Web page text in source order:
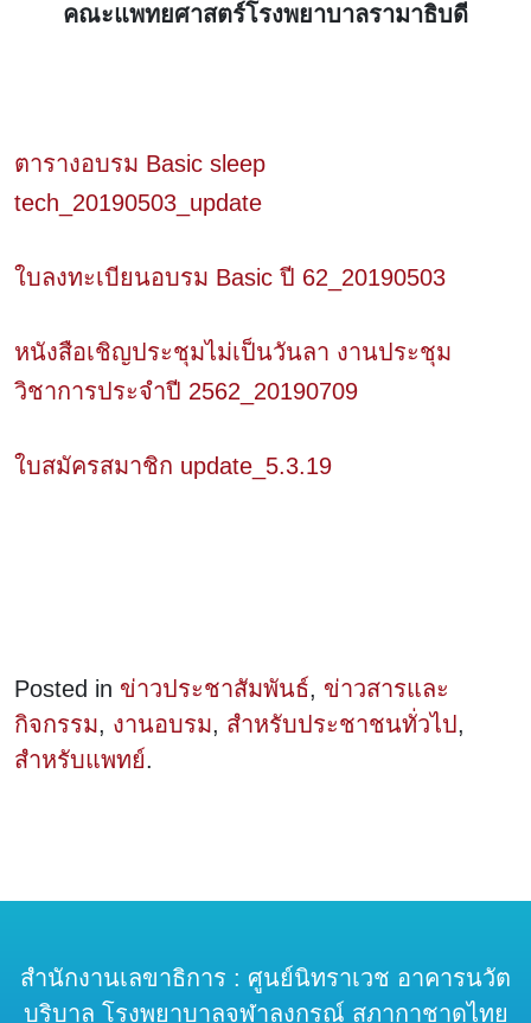
คณะแพทยศาสตร์โรงพยาบาลรามาธิบดี
ตารางอบรม Basic sleep
tech_20190503_update
ใบลงทะเบียนอบรม Basic ปี 62_20190503
หนังสือเชิญประชุมไม่เป็นวันลา งานประชุม
วิชาการประจำปี 2562_20190709
ใบสมัครสมาชิก update_5.3.19
Posted in ข่าวประชาสัมพันธ์, ข่าวสารและ
กิจกรรม, งานอบรม, สำหรับประชาชนทั่วไป,
สำหรับแพทย์.
สำนักงานเลขาธิการ : ศูนย์นิทราเวช อาคารนวัต
บริบาล โรงพยาบาลจุฬาลงกรณ์ สภากาชาดไทย